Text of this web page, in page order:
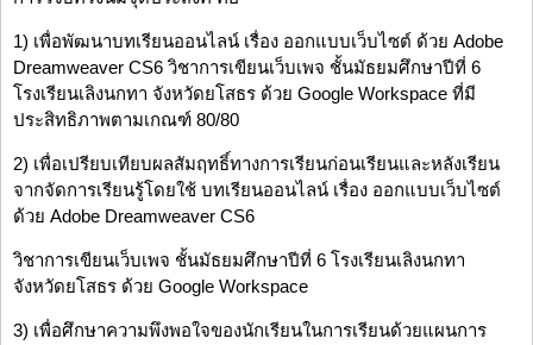
1) เพื่อพัฒนาบทเรียนออนไลน์ เรื่อง ออกแบบเว็บไซต์ ด้วย Adobe
Dreamweaver CS6 วิชาการเขียนเว็บเพจ ชั้นมัธยมศึกษาปีที่ 6
โรงเรียนเลิงนกทา จังหวัดยโสธร ด้วย Google Workspace ที่มี
ประสิทธิภาพตามเกณฑ์ 80/80
2) เพื่อเปรียบเทียบผลสัมฤทธิ์ทางการเรียนก่อนเรียนและหลังเรียน
จากจัดการเรียนรู้โดยใช้ บทเรียนออนไลน์ เรื่อง ออกแบบเว็บไซต์
ด้วย Adobe Dreamweaver CS6
วิชาการเขียนเว็บเพจ ชั้นมัธยมศึกษาปีที่ 6 โรงเรียนเลิงนกทา
จังหวัดยโสธร ด้วย Google Workspace
3) เพื่อศึกษาความพึงพอใจของนักเรียนในการเรียนด้วยแผนการ